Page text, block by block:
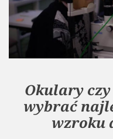
Okulary czy
wybrać
wzroku